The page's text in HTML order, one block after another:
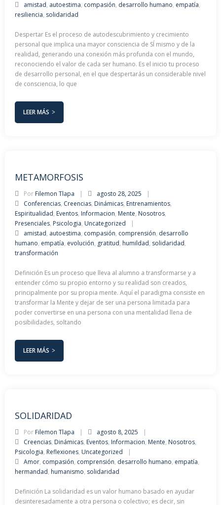
amistad, autoestima, compasión, desarrollo humano, empatía,
resiliencia, solidaridad
Despertar Es el proceso de autodescubrimiento y crecimiento
personal que implica una mayor consciencia de SÍ mismo y de la
realidad, generando una conexión más profunda con el mundo,
reconociendo el valor de cada ser humano. Es el inicio tu proceso
de desarrollo personal, en el que despertarás un considerable nivel
de consciencia, lo que
LEER MÁS
METAMORFOSIS
Por Filemon Tlapa
agosto 28, 2025
Conferencias, Creencias, Dinámicas, Entrenamientos,
Espiritualidad, Eventos, Informacion, Mente, Nosotros,
Presenciales, Psicologia, Uncategorized
amistad, autoestima, compasión, comprensión, desarrollo
humano, empatía, evolución, gratitud, humildad, solidaridad,
transformación
Definición Es un proceso que lleva al alumno a transformarse y a
entender cómo su propio entorno y su realidad son creados,
principalmente por su propia mente. Aquí el paradigma consiste en
transformar la Mente y dejar de ser una persona limitada para
poder convertirse en una persona con una mentalidad llena de
posibilidades, soltando
LEER MÁS
SOLIDARIDAD
Por Filemon Tlapa
agosto 8, 2025
Creencias, Dinámicas, Eventos, Informacion, Mente, Nosotros,
Psicologia, Reflexiones, Uncategorized
Amor, compasión, comprensión, desarrollo humano, empatía,
hermandad, humanismo, solidaridad
Definición La solidaridad es un valor humano basado en ayudar
desinteresadamente a otra persona o colectivo; es decir, sin